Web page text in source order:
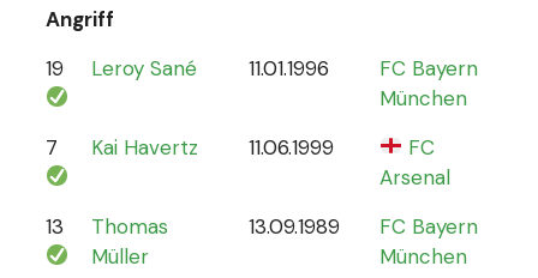
Angriff
19
Leroy Sané 11.01.1996
FC Bayern
München
7 Kai Havertz 11.06.1999
FC
Arsenal
13
Thomas
Müller
13.09.1989
FC Bayern
München